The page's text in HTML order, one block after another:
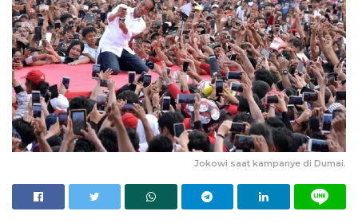
Jokowi saat kampanye di Dumai.